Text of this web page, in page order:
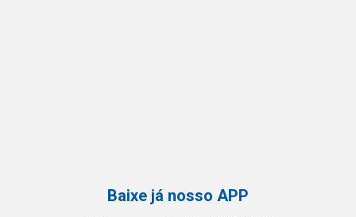
Baixe já nosso APP